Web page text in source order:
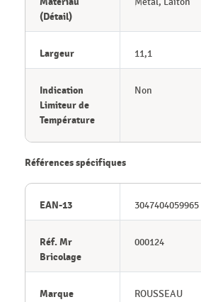
(Détail)
Largeur 11,1
Indication
Limiteur de
Température
Non
Références spécifiques
EAN-13 3047404059965
Réf. Mr
Bricolage
000124
Marque ROUSSEAU